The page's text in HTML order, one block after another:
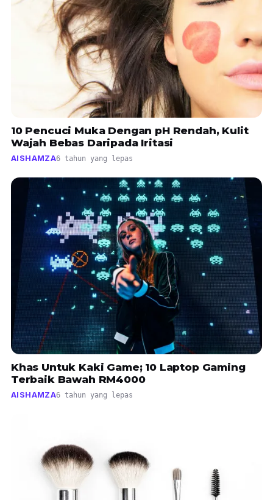
10 Pencuci Muka Dengan pH Rendah, Kulit
Wajah Bebas Daripada Iritasi
AISHAMZA6 tahun yang lepas
Khas Untuk Kaki Game; 10 Laptop Gaming
Terbaik Bawah RM4000
AISHAMZA6 tahun yang lepas